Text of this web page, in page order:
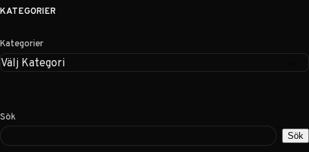
KATEGORIER
Kategorier
Sök
Sök